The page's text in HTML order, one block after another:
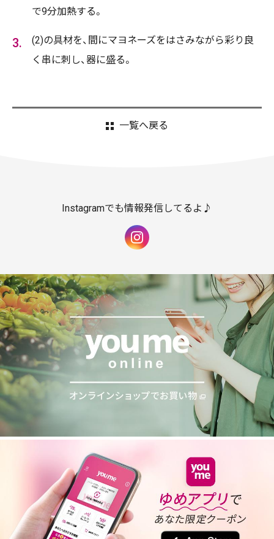
で9分加熱する。
(2)の具材を、間にマヨネーズをはさみながら彩り良
く串に刺し、器に盛る。
一覧へ戻る
Instagramでも情報発信してるよ♪